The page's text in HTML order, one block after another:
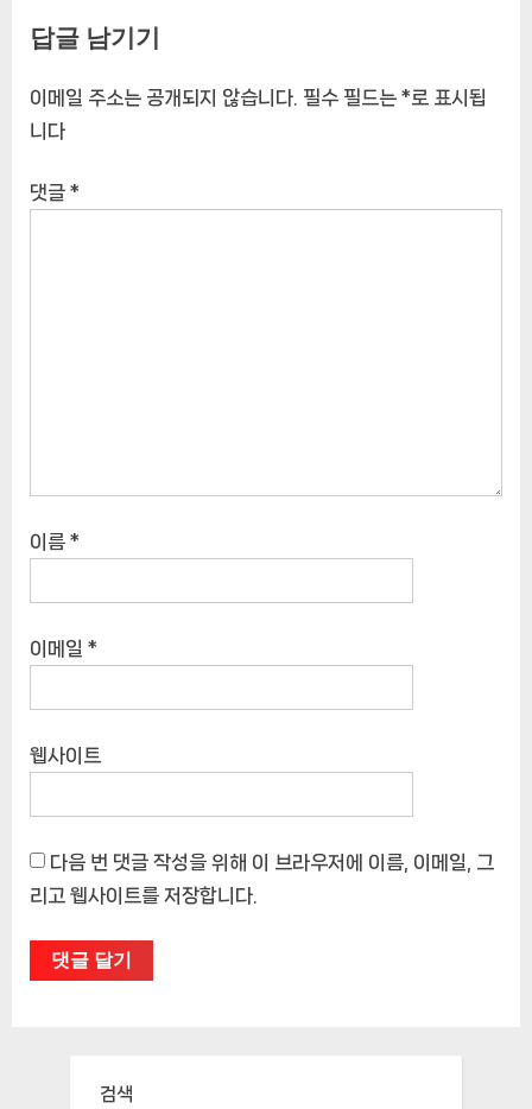
답글 남기기
이메일 주소는 공개되지 않습니다. 필수 필드는 *로 표시됩
니다
댓글 *
이름 *
이메일 *
웹사이트
다음 번 댓글 작성을 위해 이 브라우저에 이름, 이메일, 그
리고 웹사이트를 저장합니다.
검색